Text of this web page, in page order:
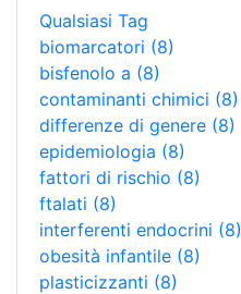
Qualsiasi Tag
biomarcatori (8)
bisfenolo a (8)
contaminanti chimici (8)
differenze di genere (8)
epidemiologia (8)
fattori di rischio (8)
ftalati (8)
interferenti endocrini (8)
obesità infantile (8)
plasticizzanti (8)